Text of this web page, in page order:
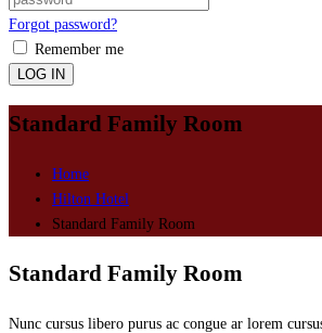
Forgot password?
Remember me
LOG IN
Standard Family Room
Home
Hilton Hotel
Standard Family Room
Standard Family Room
Nunc cursus libero purus ac congue ar lorem